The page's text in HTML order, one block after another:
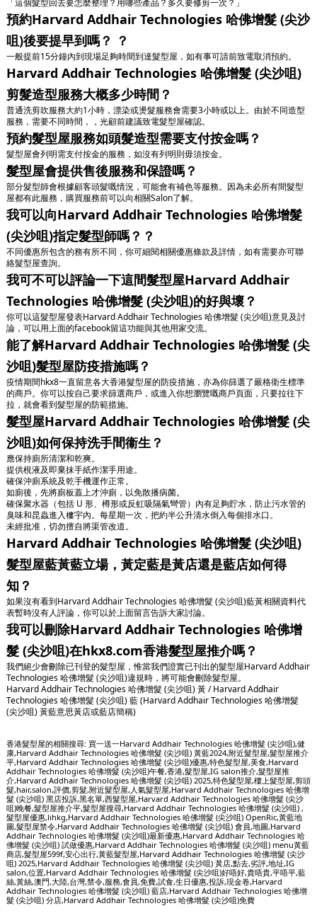
「這個髮型回去要怎麼整理？用哪些產品？多久要修剪一次？」
預約Harvard Addhair Technologies 哈佛增髮 (尖沙
咀)後要提早到嗎？ ？
一般提前15分鐘內到現場足夠時間到達髮型屋，如有事可請前致電取消預約。
Harvard Addhair Technologies 哈佛增髮 (尖沙咀)
剪髮造型服務大概多少時間？
普通洗剪吹服務大約1小時，漂染或燙髮服務會需要3小時或以上。由於不同造型
服務，需要不同時間，，光顧前建議致電髮型屋確認。
預約髮型屋服務如頭髮造型需要支付按金嗎？
髮型屋會列明需支付按金的服務，如沒有列明則毋須按金。
髮型屋會提供售後服務和保證嗎？
部分髮型師會根據顧客頭髮嘅情況，可能會有補色等服務。因為未必所有間髮型
屋都有此服務，購買服務前可以向相關Salon了解。
我可以向Harvard Addhair Technologies 哈佛增髮
(尖沙咀)指定髮型師嗎？？
不同優惠所包含的務有所不同，你可細閱相關優惠條款及詳情，如有需要亦可聯
絡髮型屋查詢。
我可不可以評論一下這間髮型屋Harvard Addhair
Technologies 哈佛增髮 (尖沙咀)的好與壞？
你可以這髮型屋發表Harvard Addhair Technologies 哈佛增髮 (尖沙咀)意見及討
論，可以用上面的facebook留這功能與其他用家交流。
能了解Harvard Addhair Technologies 哈佛增髮 (尖
沙咀)髮型屋防疫措施嗎？
疫情期間hkx8一直留意各大香港髮型屋的防疫措施，亦為你篩選了嚴格衛生標準
的商戶。你可以按自己要求篩選商戶，或進入你想瀏覽嘅商戶頁面，只要拉往下
拉，就會看到髮型屋的防範措施。
髮型屋Harvard Addhair Technologies 哈佛增髮 (尖
沙咀)如何保持洗手間衞生？
應保持廁所清潔和乾爽。
提供梘液及即棄抹手紙作潔手用途。
確保沖廁系統及乾手機運作正常。
如廁後，先將廁板蓋上才沖廁，以免散播病菌。
確保聚水器（包括 U 形、樽形或反虹吸隔氣彎管）內有足夠貯水，防止污水管的
臭味和昆蟲進入樓宇內。每星期一次，把約半公升清水倒入每個排水口。
未經批准，切勿擅自將渠管改道。
Harvard Addhair Technologies 哈佛增髮 (尖沙咀)
髮型屋藍黃藍立場，黃定藍是黃店還是藍店如何得
知？
如果沒有看到Harvard Addhair Technologies 哈佛增髮 (尖沙咀)藍黃相關資料代
表暫時沒有人評論，你可以於上面留言告訴大家討論。
我可以刪除Harvard Addhair Technologies 哈佛增
髮 (尖沙咀)在hkx8.com香港髮型屋推介嗎？
我們絕少會刪除已刊登的髮型屋，惟當我們證實已刊出的髮型屋Harvard Addhair
Technologies 哈佛增髮 (尖沙咀)違規時，將可能會刪除髮型屋。
Harvard Addhair Technologies 哈佛增髮 (尖沙咀) 黃 / Harvard Addhair
Technologies 哈佛增髮 (尖沙咀) 藍 (Harvard Addhair Technologies 哈佛增髮
(尖沙咀) 黃藍意思黃店或藍店簡稱)
香港髮型屋的相關搜尋: 買一送一Harvard Addhair Technologies 哈佛增髮 (尖沙咀),健
康,Harvard Addhair Technologies 哈佛增髮 (尖沙咀) 黃藍2024,附近髮型屋,髮型屋推介
平,Harvard Addhair Technologies 哈佛增髮 (尖沙咀)優惠,特色髮型屋,美食,Harvard
Addhair Technologies 哈佛增髮 (尖沙咀)午餐,香港,髮型屋,IG salon推介,髮型屋推
介,Harvard Addhair Technologies 哈佛增髮 (尖沙咀) 2025,特色髮型屋,樓上髮型屋,剪頭
髮,hair,salon,評價,剪髮,附近髮型屋,人氣髮型屋,Harvard Addhair Technologies 哈佛增
髮 (尖沙咀) 黑店投訴,黑名單,西髮型屋,Harvard Addhair Technologies 哈佛增髮 (尖沙
咀)晚餐,髮型屋推介平,髮型屋搜尋,Harvard Addhair Technologies 哈佛增髮 (尖沙咀) ,
髮型屋優惠,lihkg,Harvard Addhair Technologies 哈佛增髮 (尖沙咀) OpenRic,黃藍地
圖,髮型屋禁令,Harvard Addhair Technologies 哈佛增髮 (尖沙咀) 會員,地圖,Harvard
Addhair Technologies 哈佛增髮 (尖沙咀)最新優惠,Harvard Addhair Technologies 哈
佛增髮 (尖沙咀) 試做優惠,Harvard Addhair Technologies 哈佛增髮 (尖沙咀) menu黃藍
商店,髮型屋599f,安心出行,黃藍髮型屋,Harvard Addhair Technologies 哈佛增髮 (尖沙
咀) 2025,Harvard Addhair Technologies 哈佛增髮 (尖沙咀) 黃店,點去,劣評,地址,IG
salon,位置,Harvard Addhair Technologies 哈佛增髮 (尖沙咀)好唔好,貴唔貴,平唔平,藍
絲,黃絲,澳門,大陸,台灣,禁令,服務,會員,免費,試食,生日優惠,投訴,現金卷,Harvard
Addhair Technologies 哈佛增髮 (尖沙咀) 藍店,Harvard Addhair Technologies 哈佛增
髮 (尖沙咀) 分店,Harvard Addhair Technologies 哈佛增髮 (尖沙咀)免費